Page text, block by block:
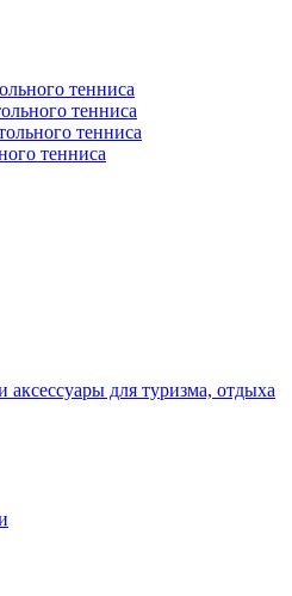
тенниса
тенниса
тенниса
тенниса
аксессуары для туризма, отдыха